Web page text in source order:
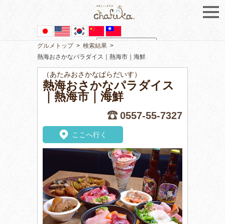
Powered by
グルメトップ> 検索結果 >
熱海おさかなパラダイス｜熱海市｜海鮮
（あたみおさかなぱらだいす）
熱海おさかなパラダイス
｜熱海市｜海鮮
0557-55-7327
ここへ行く